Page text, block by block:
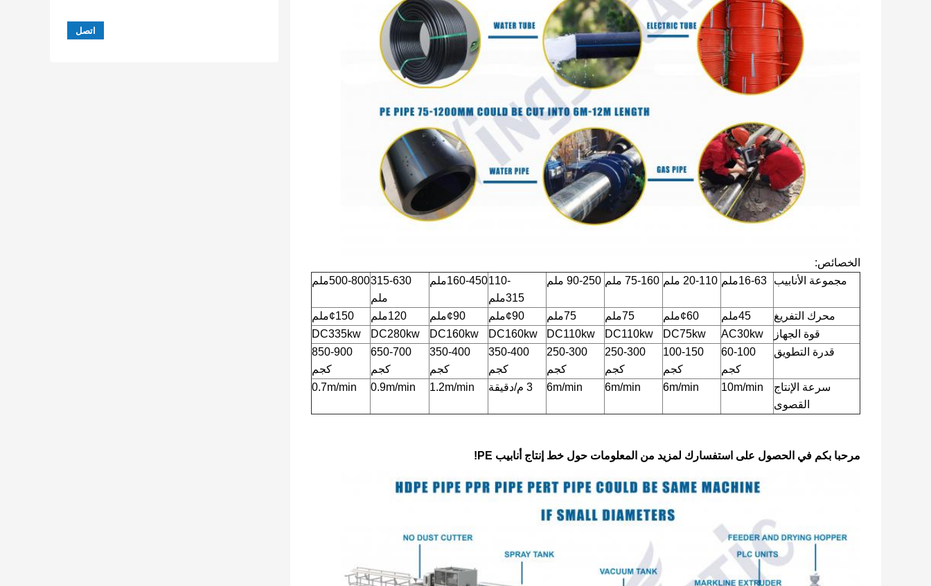
الخصائص:
مجموعة الأنابيب
16-63ملم 20-110 ملم 75-160 ملم 90-250 ملم
110-
315ملم
160-450ملم
315-630
ملم
500-800ملم
محرك التفريغ 45ملم ¢60ملم 75ملم 75ملم ¢90ملم ¢90ملم 120ملم
¢150ملم
قوة الجهاز
AC30kw
DC75kw
DC110kw
DC110kw
DC160kw
DC160kw
DC280kw
DC335kw
قدرة التطويق
60-100
كجم
100-150
كجم
250-300
كجم
250-300
كجم
350-400
كجم
350-400
كجم
650-700
كجم
850-900
كجم
سرعة الإنتاج
القصوى
10m/min
6m/min
6m/min
6m/min 3 م/دقيقة 1.2m/min
0.9m/min
0.7m/min
مرحبا بكم في الحصول على استفسارك لمزيد من المعلومات حول خط إنتاج أنابيب PE!